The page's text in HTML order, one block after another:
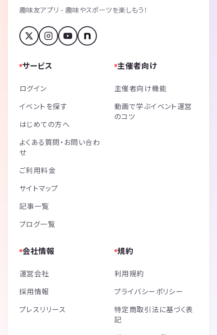
趣味友アプリ - 趣味やスポーツを楽しもう！
サービス
ログイン
イベントを探す
はじめての方へ
よくある質問・お問い合わ
せ
ご利用料金
サイトマップ
記事一覧
ブログ一覧
主催者向け
主催者向け機能
動画で学ぶイベント運営
のコツ
会社情報
運営会社
採用情報
プレスリリース
規約
利用規約
プライバシーポリシー
特定商取引法に基づく表
記